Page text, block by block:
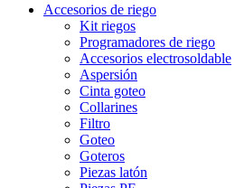
Accesorios de riego
Kit riegos
Programadores de riego
Accesorios electrosoldable
Aspersión
Cinta goteo
Collarines
Filtro
Goteo
Goteros
Piezas latón